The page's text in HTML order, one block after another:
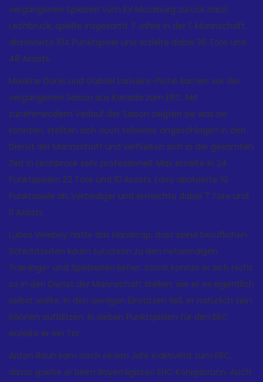
vergangenen Spielzeit vom EV Moosburg zurück nach
Lechbruck, spielte insgesamt 7 Jahre in der 1. Mannschaft,
absolvierte 104 Punktspiele und erzielte dabei 36 Tore und
48 Assists.
Maxime Danis und Gabriel Larivière-Piché kamen vor der
vergangenen Saison aus Kanada zum ERC. Mit
zunehmendem Verlauf der Saison zeigten sie was sie
konnten, stellten sich auch teilweise angeschlagen in den
Dienst der Mannschaft und verhielten sich in der gesamten
Zeit in Lechbruck sehr professionell. Max erzielte in 24
Punktspielen 22 Tore und 10 Assists. Larry abolvierte 19
Punktspiele als Verteidiger und errreichte dabei 7 Tore und
11 Assists.
Lubos Velebny hatte das Handicap, dass seine beruflichen
Schichtzeiten kaum synchron zu den notwendigen
Trainings- und Spielzeiten liefen. Somit konnte er sich nicht
so in den Dienst der Mannschaft stellen, wie er es eigentlich
selbst wollte. In den wenigen Einsätzen ließ er natürlich sein
Können aufblitzen. In sieben Punktspielen für den ERC
erzielte er ein Tor.
Anton Rauh kam nach einem Jahr Inaktivität zum ERC,
davor spielte er beim Bayernligisten EHC Königsbrunn. Auch